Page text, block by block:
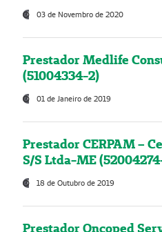
03 de Novembro de 2020
Prestador Medlife
(51004334-2)
01 de Janeiro de 2019
Prestador CERPAM –
S/S Ltda-ME
18 de Outubro de 2019
Prestador Oncoped